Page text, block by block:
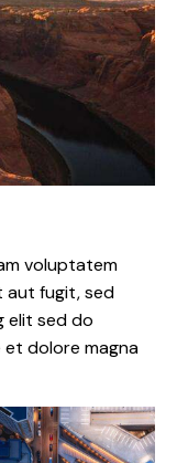
voluptatem
aut fugit, sed
elit sed do
dolore magna